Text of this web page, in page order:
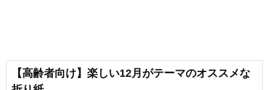
【高齢者向け】楽しい12月がテーマのオススメな